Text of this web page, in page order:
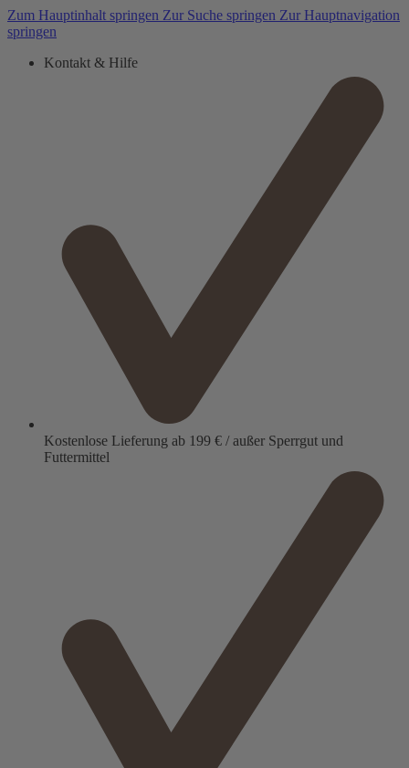
Zum Hauptinhalt springen Zur Suche springen Zur Hauptnavigation
springen
Kontakt & Hilfe
Kostenlose Lieferung ab 199 € / außer Sperrgut und
Futtermittel